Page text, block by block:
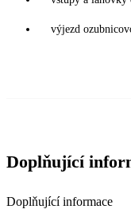
výjezd
Doplňující
Doplňující informace